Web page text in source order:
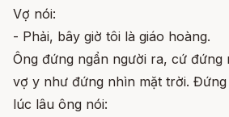
Vợ nói:
- Phải, bây giờ tôi là giáo hoàng.
Ông đứng ngẩn người ra, cứ đứng
vợ y như đứng nhìn mặt trời.
lúc lâu ông nói: